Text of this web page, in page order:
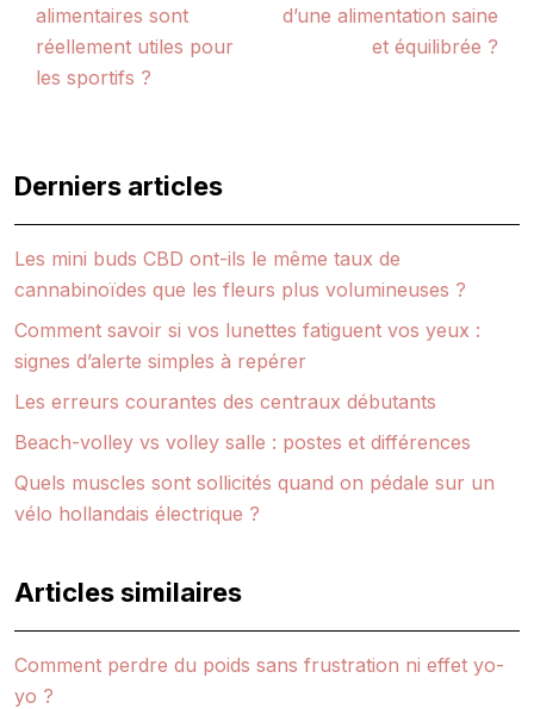
alimentaires sont
réellement utiles pour
les sportifs ?
d’une alimentation saine
et équilibrée ?
Derniers articles
Les mini buds CBD ont-ils le même taux de
cannabinoïdes que les fleurs plus volumineuses ?
Comment savoir si vos lunettes fatiguent vos yeux :
signes d’alerte simples à repérer
Les erreurs courantes des centraux débutants
Beach-volley vs volley salle : postes et différences
Quels muscles sont sollicités quand on pédale sur un
vélo hollandais électrique ?
Articles similaires
Comment perdre du poids sans frustration ni effet yo-
yo ?